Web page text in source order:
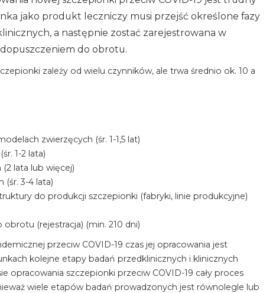
jako produkt leczniczy musi przejść określone fazy
a następnie zostać zarejestrowana w
do obrotu.
zależy od wielu czynników, ale trwa średnio ok. 10 a
zwierzęcych (śr. 1-1,5 lat)
1-2 lata)
lata lub więcej)
(śr. 3-4 lata)
do produkcji szczepionki (fabryki, linie produkcyjne)
(rejestracja) (min. 210 dni)
przeciw COVID-19 czas jej opracowania jest
kolejne etapy badań przedklinicznych i klinicznych
opracowania szczepionki przeciw COVID-19 cały proces
wiele etapów badań prowadzonych jest równolegle lub